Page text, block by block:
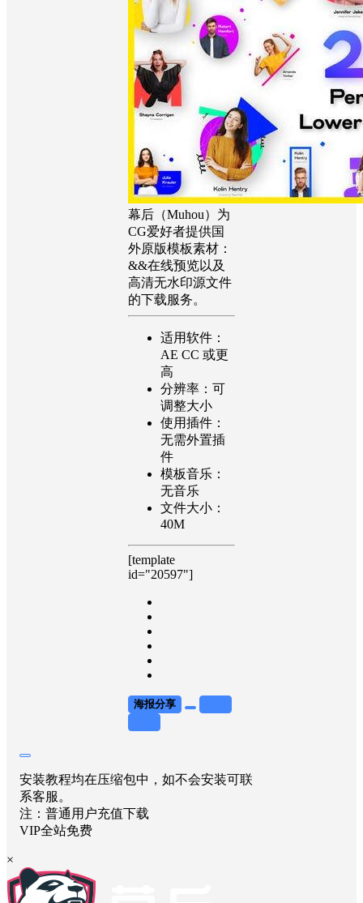
幕后（Muhou）为
CG爱好者提供国
外原版模板素材：
&&在线预览以及
高清无水印源文件
的下载服务。
适用软件：
AE CC 或更
高
分辨率：可
调整大小
使用插件：
无需外置插
件
模板音乐：
无音乐
文件大小：
40M
[template
id="20597"]
海报分享
安装教程均在压缩包中，如不会安装可联
系客服。
注：普通用户充值下载
VIP全站免费
×